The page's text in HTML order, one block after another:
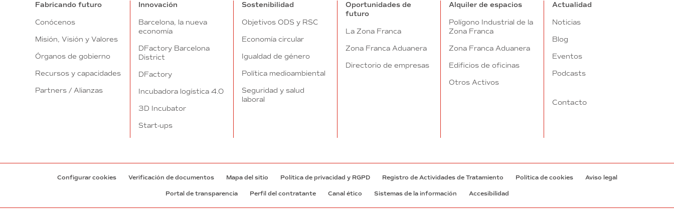
Fabricando futuro
Conócenos
Misión, Visión y Valores
Órganos de gobierno
Recursos y capacidades
Partners / Alianzas
Innovación
Barcelona, la nueva
economía
DFactory Barcelona
District
DFactory
Incubadora logística 4.0
3D Incubator
Start-ups
Sostenibilidad
Objetivos ODS y RSC
Economía circular
Igualdad de género
Política medioambiental
Seguridad y salud
laboral
Oportunidades de
futuro
La Zona Franca
Zona Franca Aduanera
Directorio de empresas
Alquiler de espacios
Polígono Industrial de la
Zona Franca
Zona Franca Aduanera
Edificios de oficinas
Otros Activos
Actualidad
Noticias
Blog
Eventos
Podcasts
Contacto
Configurar cookies Verificación de documentos Mapa del sitio Política de privacidad y RGPD Registro de Actividades de Tratamiento Política de cookies Aviso legal
Portal de transparencia Perfil del contratante Canal ético Sistemas de la información Accesibilidad